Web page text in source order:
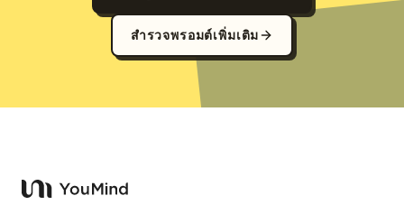
สำรวจพรอมต์เพิ่มเติม